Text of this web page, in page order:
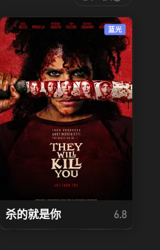
蓝光
杀的就是你 6.8